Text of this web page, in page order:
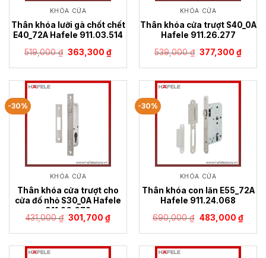
KHÓA CỬA
Thân khóa lưỡi gà chốt chết
E40_72A Hafele 911.03.514
519,000₫ Giá
là:
363,300₫Giá
tại
363,300 ₫.
KHÓA CỬA
Thân khóa cửa trượt S40_0A
Hafele 911.26.277
539,000₫ Giá
là:
377,300₫Giá
tại
-30%
KHÓA CỬA
Thân khóa cửa trượt cho
cửa đố nhỏ S30_0A Hafele
911.26.672
431,000₫ Giá
là:
301,700₫Giá
tại
301,700 ₫.
-30%
KHÓA CỬA
Thân khóa con lăn E55_72A
Hafele 911.24.068
690,000₫ Giá
là:
483,000 ₫Giá
hiện
tại